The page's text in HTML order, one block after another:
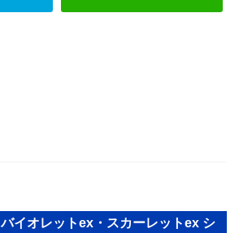
バイオレットex・スカーレットex シ